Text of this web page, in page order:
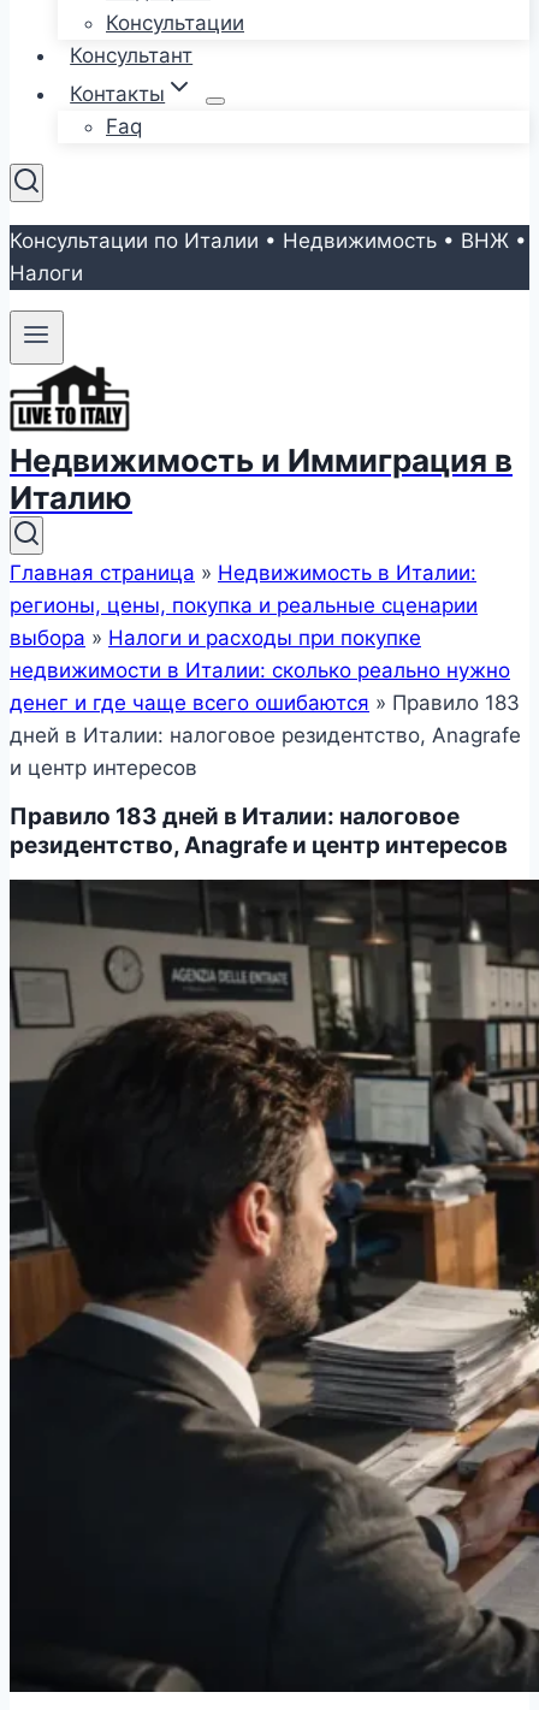
Консультации
Консультант
Контакты
Faq
Консультации по Италии • Недвижимость • ВНЖ •
Налоги
Недвижимость и Иммиграция в
Италию
Главная страница » Недвижимость в Италии:
регионы, цены, покупка и реальные сценарии
выбора » Налоги и расходы при покупке
недвижимости в Италии: сколько реально нужно
денег и где чаще всего ошибаются » Правило 183
дней в Италии: налоговое резидентство, Anagrafe
и центр интересов
Правило 183 дней в Италии: налоговое
резидентство, Anagrafe и центр интересов